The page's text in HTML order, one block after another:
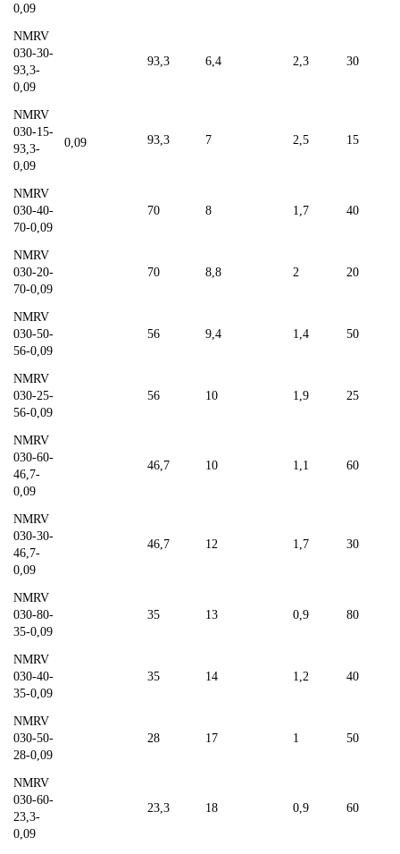
0,09
0,09
NMRV
030-30-
93,3-
0,09
93,3 6,4 2,3 30
NMRV
030-15-
93,3-
0,09
93,3 7 2,5 15
NMRV
030-40-
70-0,09
70 8 1,7 40
NMRV
030-20-
70-0,09
70 8,8 2 20
NMRV
030-50-
56-0,09
56 9,4 1,4 50
NMRV
030-25-
56-0,09
56 10 1,9 25
NMRV
030-60-
46,7-
0,09
46,7 10 1,1 60
NMRV
030-30-
46,7-
0,09
46,7 12 1,7 30
NMRV
030-80-
35-0,09
35 13 0,9 80
NMRV
030-40-
35-0,09
35 14 1,2 40
NMRV
030-50-
28-0,09
28 17 1 50
NMRV
030-60-
23,3-
0,09
23,3 18 0,9 60